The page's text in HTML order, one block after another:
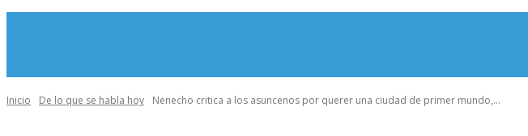
Inicio De lo que se habla hoy Nenecho critica a los asuncenos por querer una ciudad de primer mundo,...